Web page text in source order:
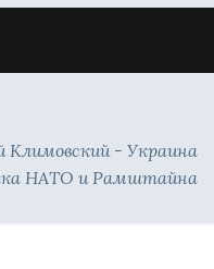
Климовский - Украина
НАТО и Рамштайна